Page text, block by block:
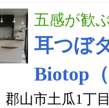
五感が歓
耳つぼ
Biotop
郡山市土瓜1丁